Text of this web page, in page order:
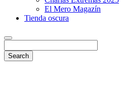
El Mero Magazín
Tienda oscura